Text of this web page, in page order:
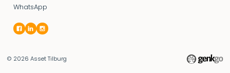
WhatsApp
© 2026 Asset Tilburg